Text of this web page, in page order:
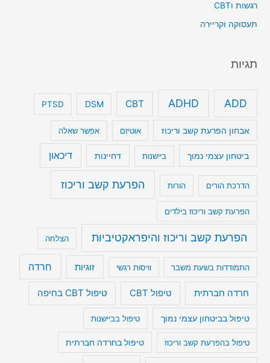
רגשות וCBT
תעסוקה וקריירה
תגיות
ADD
ADHD
CBT
DSM
PTSD
אבחון הפרעת קשב וריכוז אוטיזם אפשר שאלה
ביטחון עצמי נמוך ביישנות דחיינות דיכאון
הדרכת הורים הורות הפרעת קשב וריכוז
הפרעת קשב וריכוז בילדים
הפרעת קשב וריכוז והיפראקטיביות הצלחה
התמודדות בשעת משבר וויסות רגשי זוגיות חרדה
חרדה חברתית טיפול CBT טיפול CBT בחיפה
טיפול בביטחון עצמי נמוך טיפול בביישנות
טיפול בהפרעת קשב וריכוז טיפול בחרדה חברתית